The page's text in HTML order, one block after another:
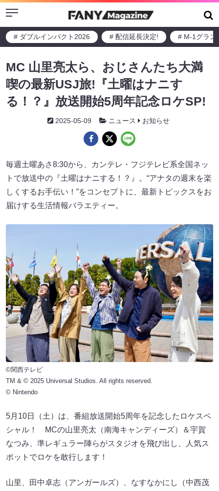
Menu
# ダブルインパクト2026 # 配信延長決定! # M-1グラン
MC 山里亮太ら、おじさんたち大満
喫の最新USJ旅!『土曜はナニす
る！？』放送開始5周年記念ロケSP!
2025-05-09 ニュース お知らせ
毎週土曜あさ8:30から、カンテレ・フジテレビ系全国ネッ
トで放送中の『土曜はナニする！？』。“アナタの週末を楽
しくするお手伝い！”をコンセプトに、最新トピックスをお
届けする生活情報バラエティー。
©関西テレビ
TM & © 2025 Universal Studios. All rights reserved.
© Nintendo
5月10日（土）は、番組放送開始5周年を記念したロケスペ
シャル！ MCの山里亮太（南海キャンディーズ）＆宇賀
なつみ、準レギュラー陣らがスタジオを飛び出し、人気ス
ポットでロケを敢行します！
山里、田中卓志（アンガールズ）、なすなかにし（中西茂